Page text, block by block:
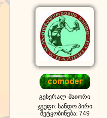
გენერალ-მაიორი
ჯგუფი: სანდო პირი
შეტყობინება: 749